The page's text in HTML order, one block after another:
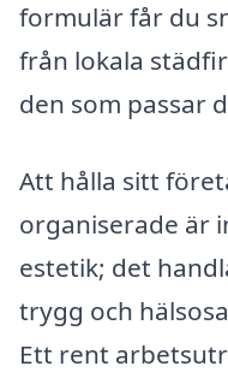
formulär får du
från lokala
den som passar
Att hålla sitt
organiserade är
estetik; det
trygg och
Ett rent